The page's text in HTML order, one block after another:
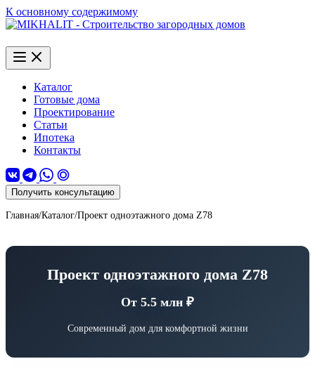
К основному содержимому
Каталог
Готовые дома
Проектирование
Статьи
Ипотека
Контакты
Получить консультацию
Главная/Каталог/Проект одноэтажного дома Z78
Проект одноэтажного дома Z78
От 5.5 млн ₽
Современный дом для комфортной жизни